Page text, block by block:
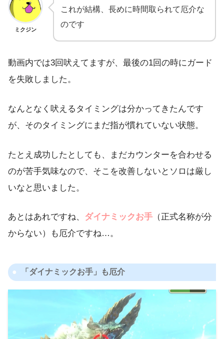
ミクジン
これが結構、長めに時間取られて厄介な
のです
動画内では3回吠えてますが、最後の1回の時にガード
を失敗しました。
なんとなく吠えるタイミングは分かってきたんです
が、そのタイミングにまだ指が慣れていない状態。
たとえ成功したとしても、まだカウンターを合わせる
のが苦手気味なので、そこを改善しないとソロは厳し
いなと思いました。
あとはあれですね、 ダイナミックお手 （正式名称が分
からない）も厄介ですね…。
「ダイナミックお手」も厄介